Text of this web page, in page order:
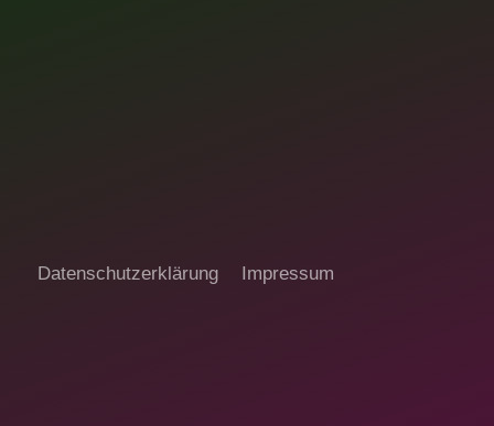
Datenschutzerklärung Impressum